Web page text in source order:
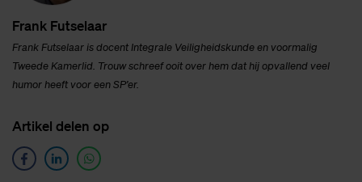
Frank Fut­se­laar
Frank Futselaar is docent Integrale Veiligheidskundeen voormalig
Tweede Kamerlid. Trouw schreef ooit over hem dat hij opvallend veel
humor heeft voor een SP’er.
Ar­ti­kel de­len op